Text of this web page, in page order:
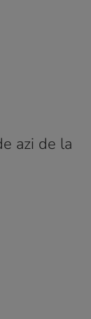
azi de la